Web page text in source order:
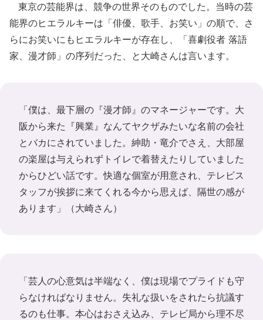
東京の芸能界は、競争の世界そのものでした。当時の芸
能界のヒエラルキーは「俳優、歌手、お笑い」の順で、さ
らにお笑いにもヒエラルキーが存在し、「喜劇役者 落語
家、漫才師」の序列だった、と大崎さんは言います。
「僕は、最下層の『漫才師』のマネージャーです。大
阪から来た『興業』なんてヤクザみたいな名前の会社
とバカにされていました。紳助・竜介でさえ、大部屋
の楽屋は与えられずトイレで着替えたりしていました
からひどい話です。快適な個室が用意され、テレビス
タッフが挨拶に来てくれる今から思えば、隔世の感が
あります」（大崎さん）
「芸人の心意気は半端なく、僕は現場でプライドも守
らなければなりません。失礼な扱いをされたら抗議す
るのも仕事。本心はおさえ込み、テレビ局から理不尽